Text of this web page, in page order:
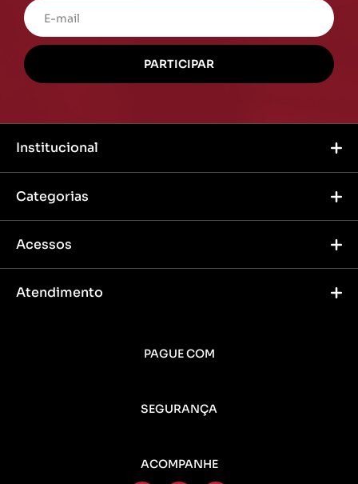
Institucional
Categorias
Acessos
Atendimento
PAGUE COM
SEGURANÇA
ACOMPANHE